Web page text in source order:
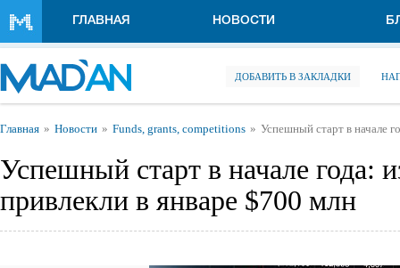
ГЛАВНАЯ НОВОСТИ
ДОБАВИТЬ В ЗАКЛАДКИ
Вы здесь
Главная Новости Funds, grants, competitions Успешный старт в начале
Успешный старт в начале года:
привлекли в январе $700 млн